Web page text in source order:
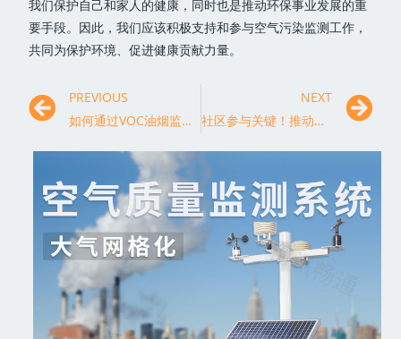
我们保护自己和家人的健康，同时也是推动环保事业发展的重
要手段。因此，我们应该积极支持和参与空气污染监测工作，
共同为保护环境、促进健康贡献力量。
PREVIOUS
如何通过VOC油烟监测系统提升餐饮业环境质量？
NEXT
社区参与关键！推动空气污染监测工作取得更大成效